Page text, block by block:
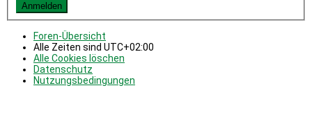
Foren-Übersicht
Alle Zeiten sind UTC+02:00
Alle Cookies löschen
Datenschutz
Nutzungsbedingungen